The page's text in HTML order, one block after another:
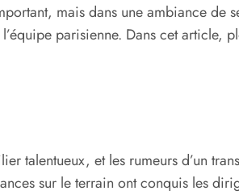
mais dans une ambiance de
parisienne. Dans cet article,
talentueux, et les rumeurs d’un
sur le terrain ont conquis les